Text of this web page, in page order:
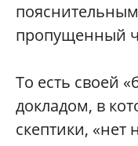
пропущенный
То есть своей
докладом, в
скептики, «нет